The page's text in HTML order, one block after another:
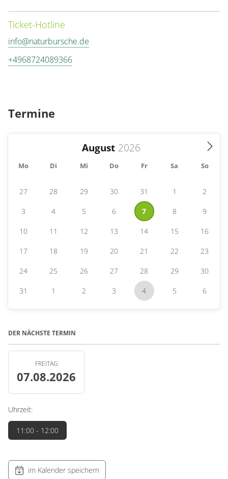
Ticket-Hotline
info@naturbursche.de
+4968724089366
Termine
August
Mo Di Mi Do Fr Sa So
27 28 29 30 31 1 2
3 4 5 6 7 8 9
10 11 12 13 14 15 16
17 18 19 20 21 22 23
24 25 26 27 28 29 30
31 1 2 3 4 5 6
DER NÄCHSTE TERMIN
FREITAG
07.08.2026
Uhrzeit:
11:00 - 12:00
im Kalender speichern